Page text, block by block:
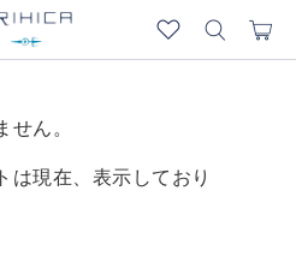
せん。
は現在、表示しており